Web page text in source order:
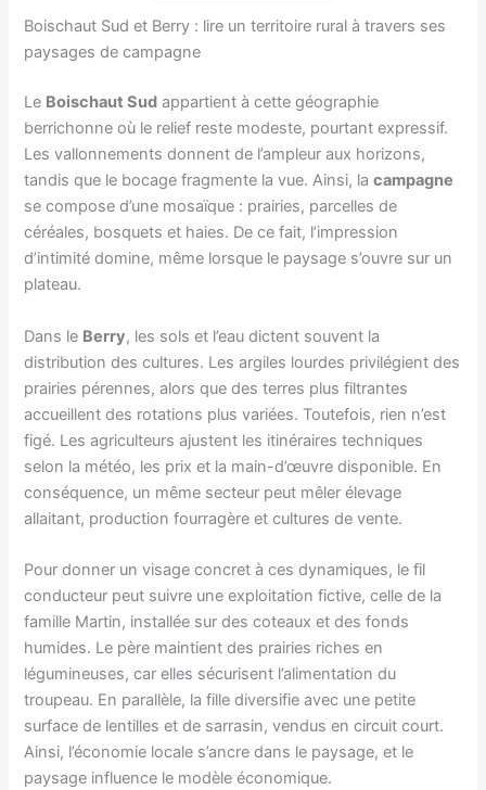
Boischaut Sud et Berry : lire un territoire rural à travers ses
paysages de campagne
Le Boischaut Sud appartient à cette géographie
berrichonne où le relief reste modeste, pourtant expressif.
Les vallonnements donnent de l’ampleur aux horizons,
tandis que le bocage fragmente la vue. Ainsi, lacampagne
se compose d’une mosaïque : prairies, parcelles de
céréales, bosquets et haies. De ce fait, l’impression
d’intimité domine, même lorsque le paysage s’ouvre sur un
plateau.
Dans le Berry, les sols et l’eau dictent souvent la
distribution des cultures. Les argiles lourdes privilégient des
prairies pérennes, alors que des terres plus filtrantes
accueillent des rotations plus variées. Toutefois, rien n’est
figé. Les agriculteurs ajustent les itinéraires techniques
selon la météo, les prix et la main-d’œuvre disponible. En
conséquence, un même secteur peut mêler élevage
allaitant, production fourragère et cultures de vente.
Pour donner un visage concret à ces dynamiques, le fil
conducteur peut suivre une exploitation fictive, celle de la
famille Martin, installée sur des coteaux et des fonds
humides. Le père maintient des prairies riches en
légumineuses, car elles sécurisent l’alimentation du
troupeau. En parallèle, la fille diversifie avec une petite
surface de lentilles et de sarrasin, vendus en circuit court.
Ainsi, l’économie locale s’ancre dans le paysage, et le
paysage influence le modèle économique.